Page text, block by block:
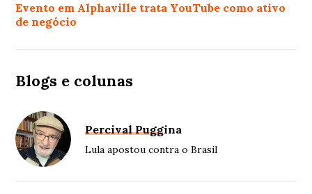
Evento em Alphaville trata YouTube como ativo
de negócio
Blogs e colunas
Percival Puggina
Lula apostou contra o Brasil